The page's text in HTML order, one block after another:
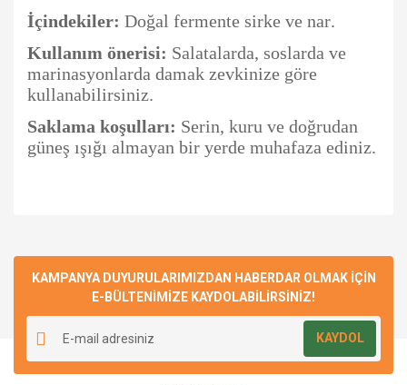
İçindekiler: Doğal fermente sirke ve nar.
Kullanım önerisi: Salatalarda, soslarda ve
marinasyonlarda damak zevkinize göre
kullanabilirsiniz.
Saklama koşulları: Serin, kuru ve doğrudan
güneş ışığı almayan bir yerde muhafaza ediniz.
Yorum Yaz
kullanarak tarafımıza iletebilirsiniz.
Görüş ve önerileriniz için teşekkür ederiz.
Ürün resmi kalitesiz, bozuk veya görüntülenemiyor.
Ürün açıklamasında eksik bilgiler bulunuyor.
KAMPANYA DUYURULARIMIZDAN HABERDAR OLMAK İÇİN
E-BÜLTENİMİZE KAYDOLABİLİRSİNİZ!
KAYDOL